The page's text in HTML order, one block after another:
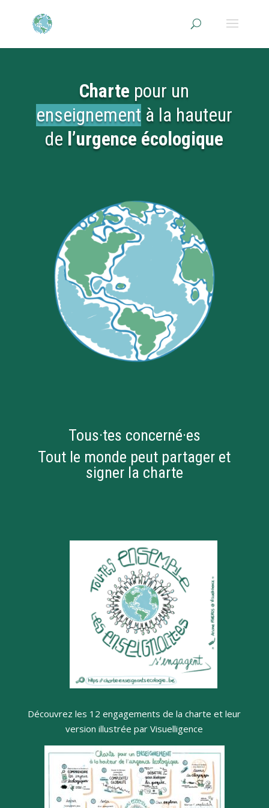
Charte pour un
enseignement à la hauteur
de l’urgence écologique
Tous·tes concerné·es
Tout le monde peut partager et
signer la charte
Découvrez les 12 engagements de la charte et leur
version illustrée par Visuelligence